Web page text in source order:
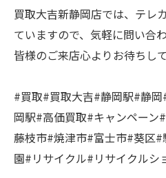
買取大吉新静岡店では、テレ
ていますので、気軽に問い合
皆様のご来店心よりお待ちし
#買取#買取大吉#静岡駅#静
岡駅#高価買取#キャンペー
藤枝市#焼津市#富士市#葵区
園#リサイクル#リサイクル